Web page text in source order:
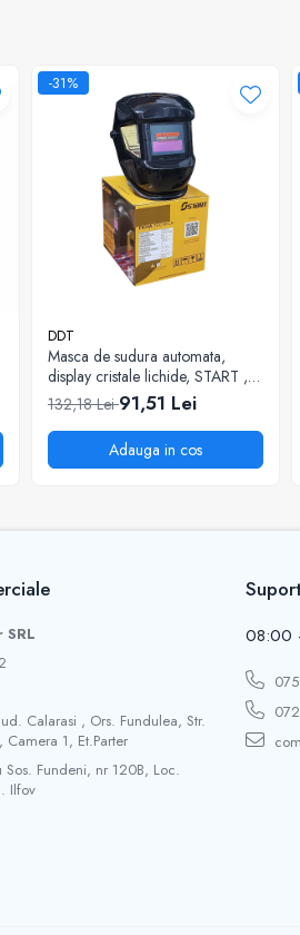
-31%
DDT
Masca de sudura automata,
display cristale lichide, START ,
93 x 42 mm
132,18 Lei91,51 Lei
Adauga in cos
SRL
Calarasi , Ors. Fundulea, Str.
Camera 1, Et.Parter
Sos. Fundeni, nr 120B, Loc.
Ilfov
08:00